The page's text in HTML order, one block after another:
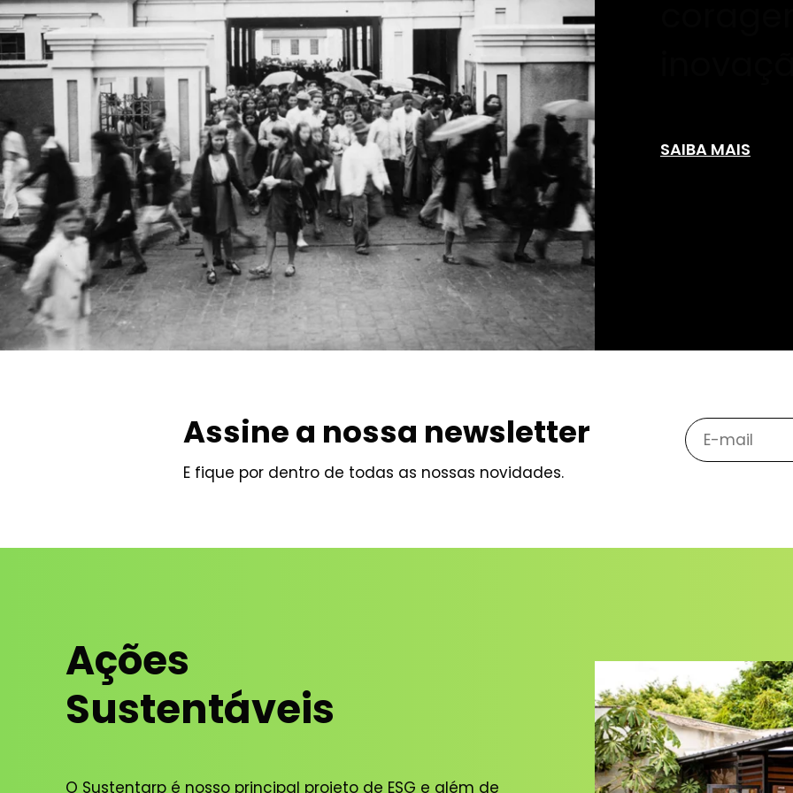
SAIBA MAIS
Assine a nossa newsletter
E fique por dentro de todas as nossas novidades.
Ações
Sustentáveis
O Sustentarp é nosso principal projeto de ESG e além de